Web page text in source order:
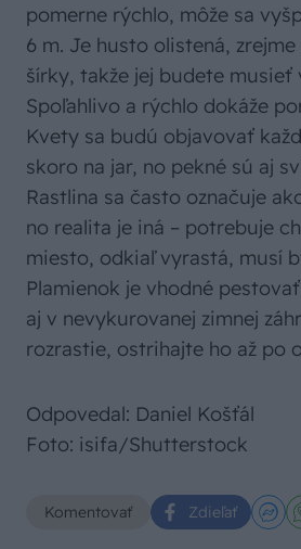
pomerne rýchlo, môže sa
6 m. Je husto olistená,
šírky, takže jej budete musieť
Spoľahlivo a rýchlo dokáže
Kvety sa budú objavovať
skoro na jar, no pekné sú aj
Rastlina sa často označuje
no realita je iná – potrebuje
miesto, odkiaľ vyrastá, musí
Plamienok je vhodné
aj v nevykurovanej zimnej
rozrastie, ostrihajte ho až po
Odpovedal: Daniel Košťál
Foto: isifa/Shutterstock
Komentovať Zdieľať